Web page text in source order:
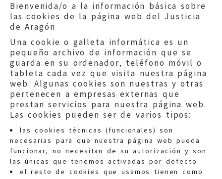
Bienvenida/o a la información básica sobre
las cookies de la página web del Justicia
de Aragón
Una cookie o galleta informática es un
pequeño archivo de información que se
guarda en su ordenador, teléfono móvil o
tableta cada vez que visita nuestra página
web. Algunas cookies son nuestras y otras
pertenecen a empresas externas que
prestan servicios para nuestra página web.
Las cookies pueden ser de varios tipos:
las cookies técnicas (funcionales) son
necesarias para que nuestra página web pueda
funcionar, no necesitan de su autorización y son
las únicas que tenemos activadas por defecto.
el resto de cookies que usamos tienen como
Quejas:quejas@eljusticiadearagon.es